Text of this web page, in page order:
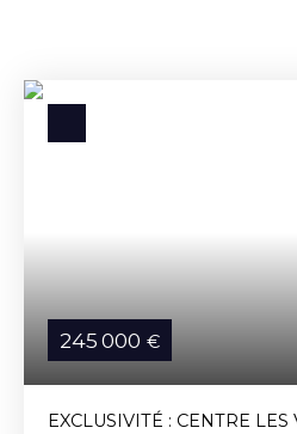
245 000 €
EXCLUSIVITÉ : CENTRE LES